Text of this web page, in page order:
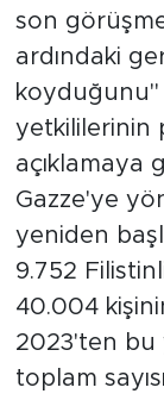
son
ardındaki
koyduğunu"
yetkililerinin
açıklamaya
Gazze'ye
yeniden
9.752
40.004
2023'ten bu
toplam